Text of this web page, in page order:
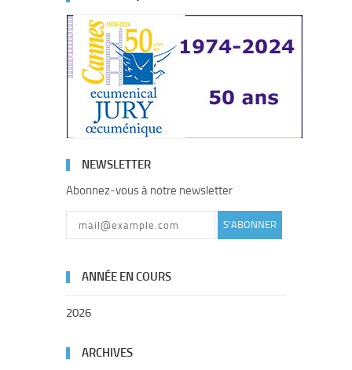
NEWSLETTER
Abonnez-vous à notre newsletter
S'ABONNER
ANNÉE EN COURS
2026
ARCHIVES